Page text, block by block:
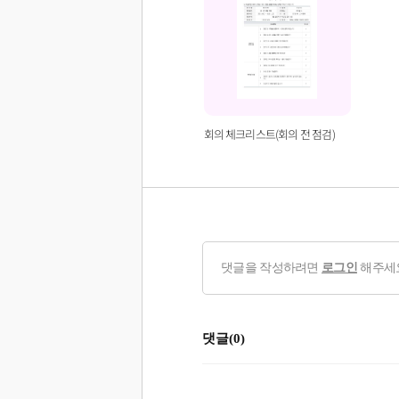
회의 체크리스트(회의 전 점검)
댓글을 작성하려면 로그인해주세
댓글(0)